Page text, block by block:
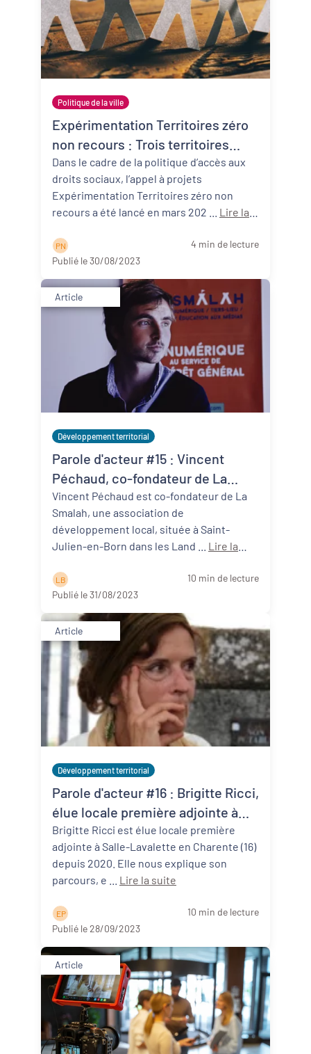
Politique de la ville
Expérimentation Territoires zéro
non recours : Trois territoires
néo-aquitains participants !
Dans le cadre de la politique d’accès aux
droits sociaux, l’appel à projets
Expérimentation Territoires zéro non
Lire la
P N
4 min de lecture
Publié le 30/08/2023
Article
Développement territorial
Parole d'acteur #15 : Vincent
Péchaud, co-fondateur de La
Smalah (40)
Vincent Péchaud est co-fondateur de La
Smalah, une association de
développement local, située à Saint-
Lire la
L B
10 min de lecture
Publié le 31/08/2023
Article
Développement territorial
Parole d'acteur #16 : Brigitte Ricci,
élue locale première adjointe à
Salles-Lavalette (16)
Brigitte Ricci est élue locale première
adjointe à Salle-Lavalette en Charente (16)
depuis 2020. Elle nous explique son
Lire la suite
E P
10 min de lecture
Publié le 28/09/2023
Article